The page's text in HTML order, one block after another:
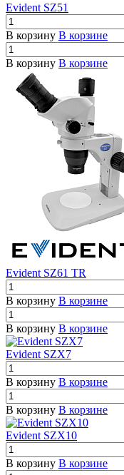
Evident SZ51
В корзину В корзине
В корзину В корзине
Evident SZ61 TR
В корзину В корзине
В корзину В корзине
Evident SZX7
В корзину В корзине
В корзину В корзине
Evident SZX10
В корзину В корзине